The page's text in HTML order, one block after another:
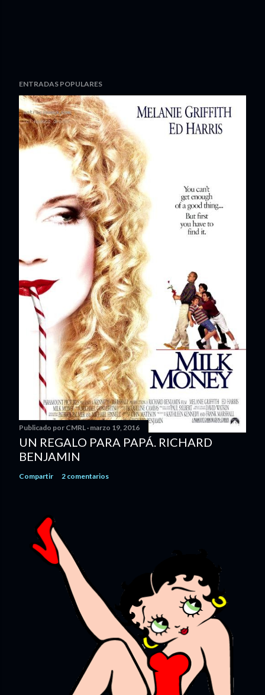
ENTRADAS POPULARES
Publicado por CMRL marzo 19, 2016
UN REGALO PARA PAPÁ. RICHARD
BENJAMIN
Compartir 2 comentarios